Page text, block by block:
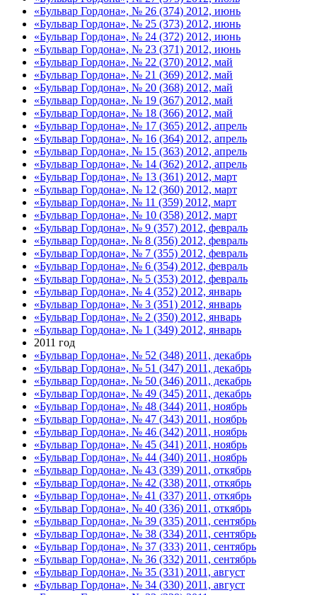
«Бульвар Гордона», № 26 (374) 2012, июнь
«Бульвар Гордона», № 25 (373) 2012, июнь
«Бульвар Гордона», № 24 (372) 2012, июнь
«Бульвар Гордона», № 23 (371) 2012, июнь
«Бульвар Гордона», № 22 (370) 2012, май
«Бульвар Гордона», № 21 (369) 2012, май
«Бульвар Гордона», № 20 (368) 2012, май
«Бульвар Гордона», № 19 (367) 2012, май
«Бульвар Гордона», № 18 (366) 2012, май
«Бульвар Гордона», № 17 (365) 2012, апрель
«Бульвар Гордона», № 16 (364) 2012, апрель
«Бульвар Гордона», № 15 (363) 2012, апрель
«Бульвар Гордона», № 14 (362) 2012, апрель
«Бульвар Гордона», № 13 (361) 2012, март
«Бульвар Гордона», № 12 (360) 2012, март
«Бульвар Гордона», № 11 (359) 2012, март
«Бульвар Гордона», № 10 (358) 2012, март
«Бульвар Гордона», № 9 (357) 2012, февраль
«Бульвар Гордона», № 8 (356) 2012, февраль
«Бульвар Гордона», № 7 (355) 2012, февраль
«Бульвар Гордона», № 6 (354) 2012, февраль
«Бульвар Гордона», № 5 (353) 2012, февраль
«Бульвар Гордона», № 4 (352) 2012, январь
«Бульвар Гордона», № 3 (351) 2012, январь
«Бульвар Гордона», № 2 (350) 2012, январь
«Бульвар Гордона», № 1 (349) 2012, январь
2011 год
«Бульвар Гордона», № 52 (348) 2011, декабрь
«Бульвар Гордона», № 51 (347) 2011, декабрь
«Бульвар Гордона», № 50 (346) 2011, декабрь
«Бульвар Гордона», № 49 (345) 2011, декабрь
«Бульвар Гордона», № 48 (344) 2011, ноябрь
«Бульвар Гордона», № 47 (343) 2011, ноябрь
«Бульвар Гордона», № 46 (342) 2011, ноябрь
«Бульвар Гордона», № 45 (341) 2011, ноябрь
«Бульвар Гордона», № 44 (340) 2011, ноябрь
«Бульвар Гордона», № 43 (339) 2011, откябрь
«Бульвар Гордона», № 42 (338) 2011, откябрь
«Бульвар Гордона», № 41 (337) 2011, откябрь
«Бульвар Гордона», № 40 (336) 2011, откябрь
«Бульвар Гордона», № 39 (335) 2011, сентябрь
«Бульвар Гордона», № 38 (334) 2011, сентябрь
«Бульвар Гордона», № 37 (333) 2011, сентябрь
«Бульвар Гордона», № 36 (332) 2011, сентябрь
«Бульвар Гордона», № 35 (331) 2011, август
«Бульвар Гордона», № 34 (330) 2011, август